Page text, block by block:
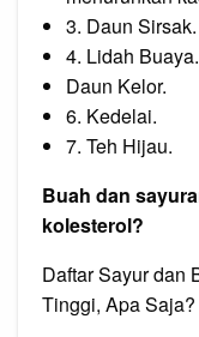
3. Daun Sirsak.
4. Lidah Buaya.
Daun Kelor.
6. Kedelai.
7. Teh Hijau.
Buah dan
kolesterol?
Daftar Sayur dan
Tinggi, Apa Saja?